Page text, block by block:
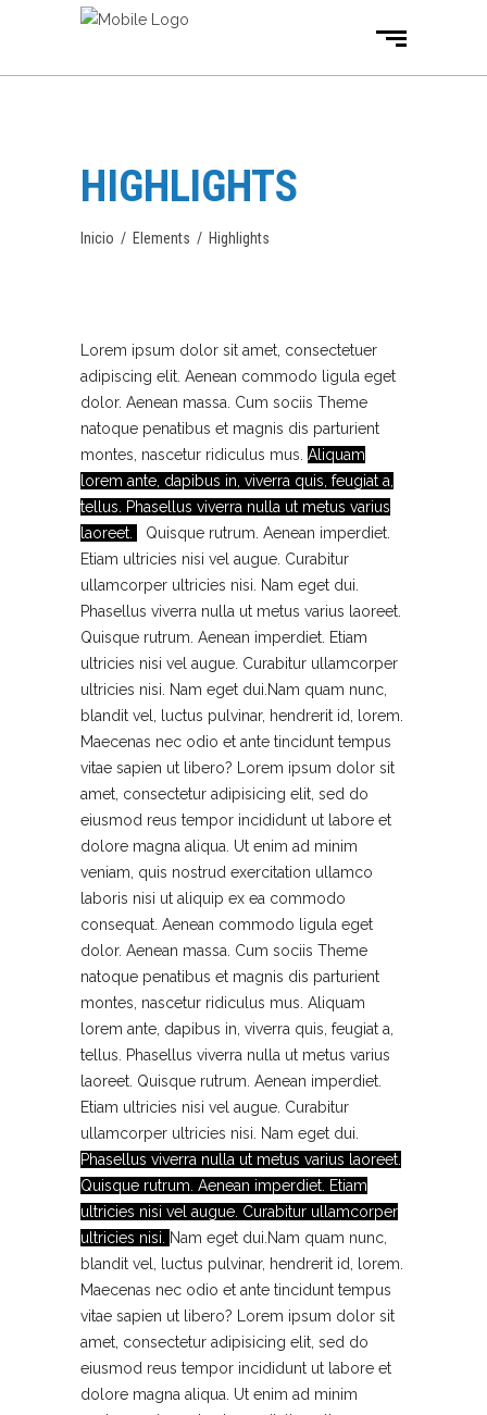
HIGHLIGHTS
Inicio / Elements / Highlights
Lorem ipsum dolor sit amet, consectetuer
adipiscing elit. Aenean commodo ligula eget
dolor. Aenean massa. Cum sociis Theme
natoque penatibus et magnis dis parturient
montes, nascetur ridiculus mus. Aliquam
lorem ante, dapibus in, viverra quis, feugiat a,
tellus. Phasellus viverra nulla ut metus varius
laoreet.
Quisque rutrum. Aenean imperdiet.
Etiam ultricies nisi vel augue. Curabitur
ullamcorper ultricies nisi. Nam eget dui.
Phasellus viverra nulla ut metus varius laoreet.
Quisque rutrum. Aenean imperdiet. Etiam
ultricies nisi vel augue. Curabitur ullamcorper
ultricies nisi. Nam eget dui.Nam quam nunc,
blandit vel, luctus pulvinar, hendrerit id, lorem.
Maecenas nec odio et ante tincidunt tempus
vitae sapien ut libero? Lorem ipsum dolor sit
amet, consectetur adipisicing elit, sed do
eiusmod reus tempor incididunt ut labore et
dolore magna aliqua. Ut enim ad minim
veniam, quis nostrud exercitation ullamco
laboris nisi ut aliquip ex ea commodo
consequat. Aenean commodo ligula eget
dolor. Aenean massa. Cum sociis Theme
natoque penatibus et magnis dis parturient
montes, nascetur ridiculus mus. Aliquam
lorem ante, dapibus in, viverra quis, feugiat a,
tellus. Phasellus viverra nulla ut metus varius
laoreet. Quisque rutrum. Aenean imperdiet.
Etiam ultricies nisi vel augue. Curabitur
ullamcorper ultricies nisi. Nam eget dui.
Phasellus viverra nulla ut metus varius laoreet.
Quisque rutrum. Aenean imperdiet. Etiam
ultricies nisi vel augue. Curabitur ullamcorper
ultricies nisi.
Nam eget dui.Nam quam nunc,
blandit vel, luctus pulvinar, hendrerit id, lorem.
Maecenas nec odio et ante tincidunt tempus
vitae sapien ut libero? Lorem ipsum dolor sit
amet, consectetur adipisicing elit, sed do
eiusmod reus tempor incididunt ut labore et
dolore magna aliqua. Ut enim ad minim